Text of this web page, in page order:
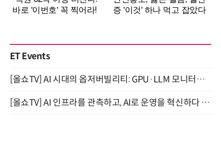
ET Events
[올쇼TV] AI 시대의 옵저버빌리티: GPU·LLM 모니터링부터 AI 기반 장애 대응까지 (8/11 생방송)
[올쇼TV] AI 인프라를 관측하고, AI로 운영을 혁신하다 (8월 11일 생방송)